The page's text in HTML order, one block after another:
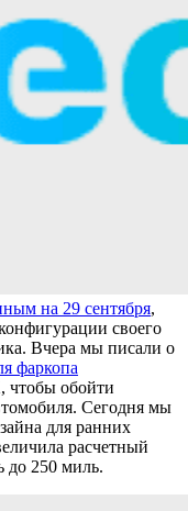
на 29 сентября,
своего
Вчера мы писали о
фаркопа
чтобы обойти
Сегодня мы
для ранних
расчетный
до 250 миль.